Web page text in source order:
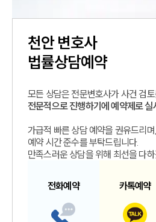
천안변호사
법률상담예약
모든 상담은 전문변호사가 사건 검
전문적으로 진행하기에 예약제로 실
가급적 빠른 상담 예약을 권유드리며,
예약 시간 준수를 부탁드립니다.
만족스러운 상담을 위해 최선을 다
전화예약 카톡예약